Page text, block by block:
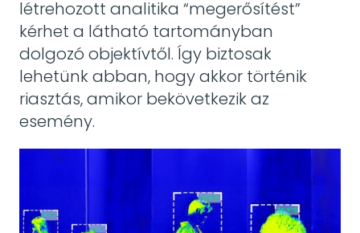
létrehozott analitika “megerősítést”
kérhet a látható tartományban
dolgozó objektívtől. Így biztosak
lehetünk abban, hogy akkor történik
riasztás, amikor bekövetkezik az
esemény.